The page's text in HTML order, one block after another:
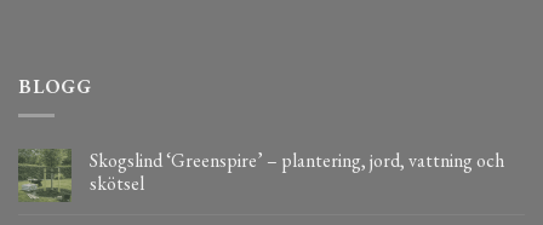
BLOGG
Skogslind ‘Greenspire’ – plantering, jord, vattning och
skötsel